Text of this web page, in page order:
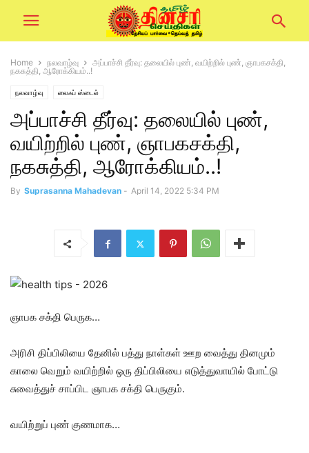
Home நலவாழ்வு
அப்பாச்சி தீர்வு: தலையில் புண், வயிற்றில் புண், ஞாபகசக்தி,
நகசுத்தி, ஆரோக்கியம்..!
நலவாழ்வு லைஃப் ஸ்டைல்
அப்பாச்சி தீர்வு: தலையில் புண்,
வயிற்றில் புண், ஞாபகசக்தி,
நகசுத்தி, ஆரோக்கியம்..!
By Suprasanna Mahadevan - April 14, 2022 5:34 PM
ஞாபக சக்தி பெருக…
அரிசி திப்பிலியை தேனில் பத்து நாள்கள் ஊற வைத்து தினமும்
காலை வெறும் வயிற்றில் ஒரு திப்பிலியை எடுத்துவாயில் போட்டு
சுவைத்துச் சாப்பிட ஞாபக சக்தி பெருகும்.
வயிற்றுப் புண் குணமாக…